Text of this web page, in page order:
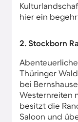
hier ein
2. Stockborn
Thüringer
bei
Westernreiten
besitzt die
Saloon und